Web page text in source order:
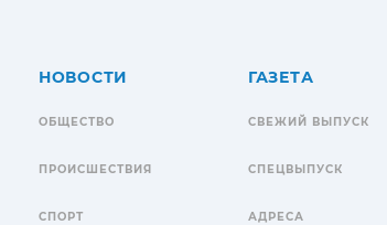
НОВОСТИ
ОБЩЕСТВО
ПРОИСШЕСТВИЯ
СПОРТ
ГАЗЕТА
СВЕЖИЙ ВЫПУСК
СПЕЦВЫПУСК
АДРЕСА